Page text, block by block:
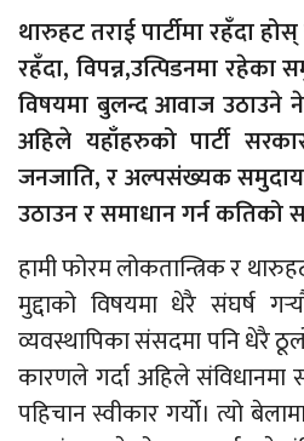
थारुहट तराई पार्टीमा रहँदा
रहँदा, विपन्न,उत्पिडनमा
विषयमा बुलन्द आवाज उठाउने
अहिले यहाँहरुको पार्टी
जनजाति, र अल्पसंख्यक
उठाउन र समाधान गर्न कतिको
हामी फोरम लोकतान्त्रिक र
मुद्दाको विषयमा धेरै संघर्ष
व्यवस्थापिका संसदमा पनि धेरै
कारणले गर्दा अहिले संविधानमा
पहिचान स्वीकार गर्यो। त्यो